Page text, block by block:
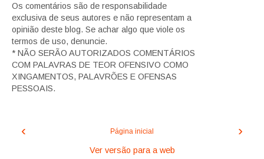
Os comentários são de responsabilidade
exclusiva de seus autores e não representam a
opinião deste blog. Se achar algo que viole os
termos de uso, denuncie.
* NÃO SERÃO AUTORIZADOS COMENTÁRIOS
COM PALAVRAS DE TEOR OFENSIVO COMO
XINGAMENTOS, PALAVRÕES E OFENSAS
PESSOAIS.
‹ ›
Página inicial
Ver versão para a web